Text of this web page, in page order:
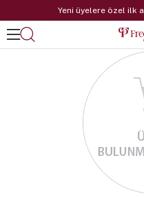
Yeni üyelere özel ilk